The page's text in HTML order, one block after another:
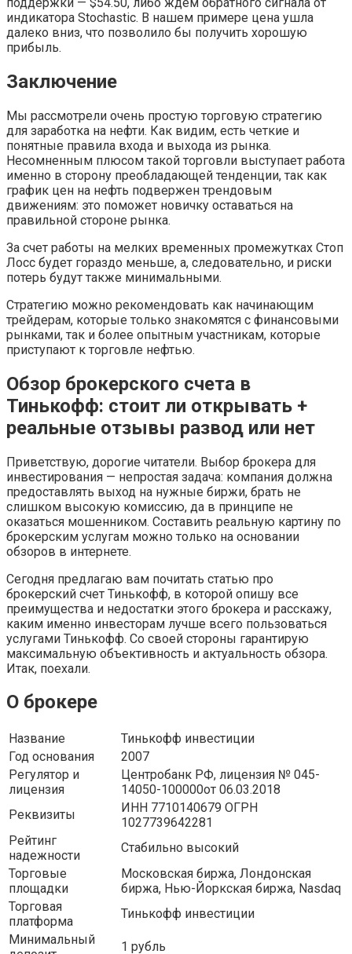
индикатора Stochastic. В нашем примере цена ушла
далеко вниз, что позволило бы получить хорошую
прибыль.
Заключение
Мы рассмотрели очень простую торговую стратегию
для заработка на нефти. Как видим, есть четкие и
понятные правила входа и выхода из рынка.
Несомненным плюсом такой торговли выступает работа
именно в сторону преобладающей тенденции, так как
график цен на нефть подвержен трендовым
движениям: это поможет новичку оставаться на
правильной стороне рынка.
За счет работы на мелких временных промежутках Стоп
Лосс будет гораздо меньше, а, следовательно, и риски
потерь будут также минимальными.
Стратегию можно рекомендовать как начинающим
трейдерам, которые только знакомятся с финансовыми
рынками, так и более опытным участникам, которые
приступают к торговле нефтью.
Обзор брокерского счета в
Тинькофф: стоит ли открывать +
реальные отзывы развод или нет
Приветствую, дорогие читатели. Выбор брокера для
инвестирования — непростая задача: компания должна
предоставлять выход на нужные биржи, брать не
слишком высокую комиссию, да в принципе не
оказаться мошенником. Составить реальную картину по
брокерским услугам можно только на основании
обзоров в интернете.
Сегодня предлагаю вам почитать статью про
брокерский счет Тинькофф, в которой опишу все
преимущества и недостатки этого брокера и расскажу,
каким именно инвесторам лучше всего пользоваться
услугами Тинькофф. Со своей стороны гарантирую
максимальную объективность и актуальность обзора.
Итак, поехали.
О брокере
Название
Тинькофф инвестиции
Год основания
2007
Регулятор и
лицензия
Центробанк РФ, лицензия № 045-
14050-100000от 06.03.2018
Реквизиты
ИНН 7710140679 ОГРН
1027739642281
Рейтинг
надежности
Стабильно высокий
Торговые
площадки
Московская биржа, Лондонская
биржа, Нью-Йоркская биржа, Nasdaq
Торговая
платформа
Тинькофф инвестиции
Минимальный
1 рубль